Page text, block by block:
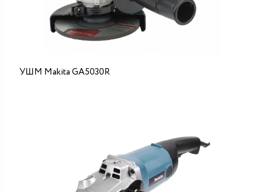
УШМ Makita GA5030R